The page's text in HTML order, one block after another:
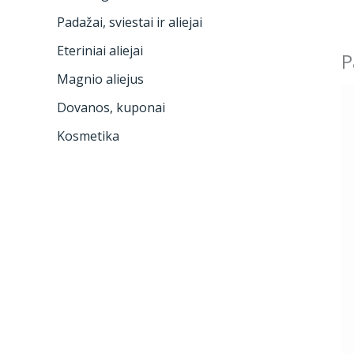
Padažai, sviestai ir aliejai
Eteriniai aliejai
Magnio aliejus
Dovanos, kuponai
Kosmetika